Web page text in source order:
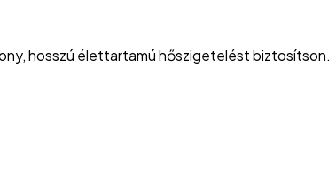
hosszú élettartamú hőszigetelést biztosítson.